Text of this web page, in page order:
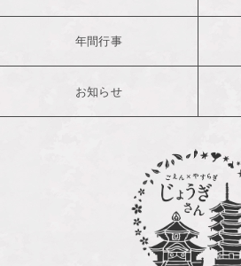
年間行事
お知らせ